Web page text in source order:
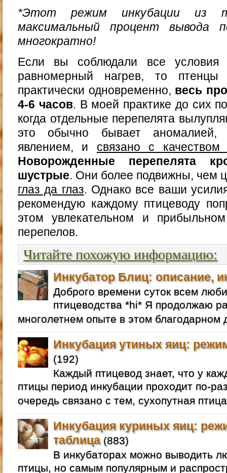
*Этот режим инкубации из
максимальный процент вывода
многократно!
Если вы соблюдали все
равномерный нагрев, то птенцы
практически одновременно, весь
4-6 часов. В моей практике до сих
когда отдельные перепелята
это обычно бывает аномалией,
явлением, и связано с качеством
Новорожденные перепелята
шустрые. Они более подвижны, чем
глаз да глаз. Однако все ваши
рекомендую каждому птицеводу
этом увлекательном и
перепелов.
Читайте похожую информацию:
Инкубатор Блиц: описание,
Доброго времени суток всем
птицеводства *hi* Я продолжаю
многолетнем опыте в этом
Инкубация утиных яиц:
(192)
Каждый птицевод знает, что у
птицы период инкубации проходит по-
очередь связано с тем, сухопутная
Инкубация куриных яиц:
таблица(883)
В инкубаторах можно выводить
птицы, но самым популярным и